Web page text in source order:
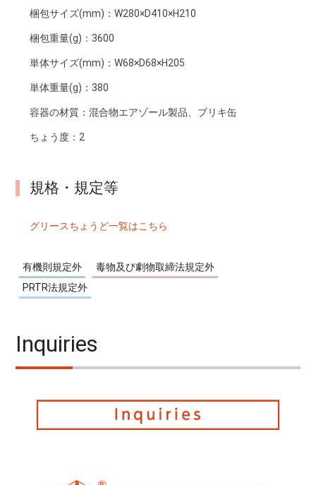
梱包サイズ(mm)：W280×D410×H210
梱包重量(g)： 3600
単体サイズ(mm)：W68×D68×H205
単体重量(g)： 380
容器の材質：混合物エアゾール製品、ブリキ缶
ちょう度： 2
規格・規定等
グリースちょうど一覧はこちら
有機則規定外
毒物及び劇物取締法規定外
PRTR法規定外
Inquiries